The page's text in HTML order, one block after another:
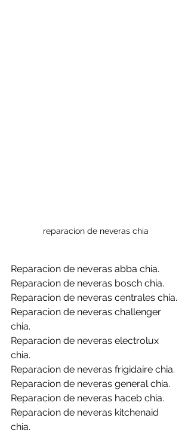
reparacion de neveras chia
Reparacion de neveras abba chia.
Reparacion de neveras bosch chia.
Reparacion de neveras centrales chia.
Reparacion de neveras challenger
chia.
Reparacion de neveras electrolux
chia.
Reparacion de neveras frigidaire chia.
Reparacion de neveras general chia.
Reparacion de neveras haceb chia.
Reparacion de neveras kitchenaid
chia.